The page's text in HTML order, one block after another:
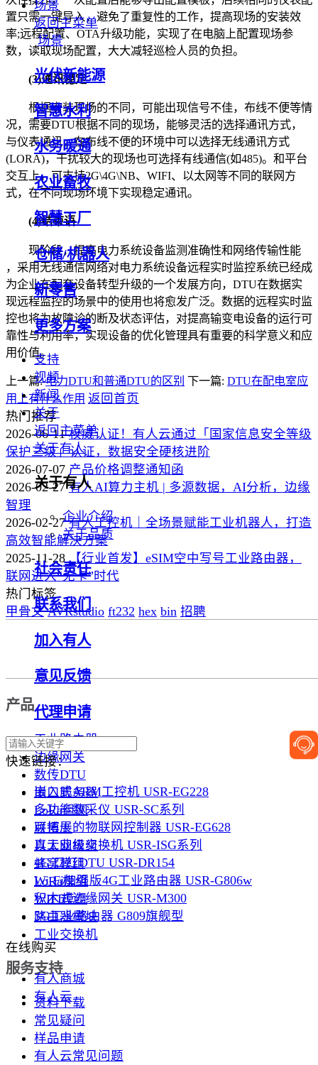
场景
返回主菜单
场景
光伏新能源
智慧水利
水务暖通
农业畜牧
智慧工厂
仓储/机器人
新零售
更多方案
支持
视频
新闻
关于
返回主菜单
关于有人
关于有人
企业介绍
关于品质
社会责任
联系我们
加入有人
意见反馈
代理申请
快速链接：
嵌入式ARM工控机 USR-EG228
多功能数采仪 USR-SC系列
可拓展的物联网控制器 USR-EG628
真工业级交换机 USR-ISG系列
4G 口红DTU USR-DR154
Wi-Fi加强版4G工业路由器 USR-G806w
积木式边缘网关 USR-M300
5G工业路由器 G809旗舰型
在线购买
有人商城
有人云
置只需一键导入，避免了重复性的工作，提高现场的安装效
率;远程配置、OTA升级功能，实现了在电脑上配置现场参
数，读取现场配置，大大减轻巡检人员的负担。
(3)通讯稳定
根据安装现场的不同，可能出现信号不佳，布线不便等情
况，需要DTU根据不同的现场，能够灵活的选择通讯方式，
与仪表通讯，在布线不便的环境中可以选择无线通讯方式
(LORA)，干扰较大的现场也可选择有线通信(如485)。和平台
交互上，可支持2G\4G\NB、WIFI、以太网等不同的联网方
式，在不同现场环境下实现稳定通讯。
(4)结束语
现阶段，提高电力系统设备监测准确性和网络传输性能
，采用无线通信网络对电力系统设备远程实时监控系统已经成
为企业在配套设备转型升级的一个发展方向，DTU在数据实
现远程监控的场景中的使用也将愈发广泛。数据的远程实时监
控也将为故障诊的断及状态评估，对提高输变电设备的运行可
靠性与利用率，实现设备的优化管理具有重要的科学意义和应
用价值。
上一篇: 电力DTU和普通DTU的区别 下一篇: DTU在配电室应
用上有什么作用 返回首页
热门推荐
2026-06-11 权威认证！有人云通过「国家信息安全等级
保护三级」认证，数据安全硬核进阶
2026-07-07 产品价格调整通知函
2026-02-27 有人AI算力主机 | 多源数据，AI分析，边缘
智理
2026-02-27 有人工控机｜全场景赋能工业机器人，打造
高效智能解决方案
2025-11-28 【行业首发】eSIM空中写号工业路由器，
联网进入“无卡”时代
热门标签
甲骨文 AVRstudio ft232 hex bin 招聘
产品
工业路由器
边缘网关
数传DTU
串口服务器
LoRa组网
联博士
以太网模组
蜂窝模组
LoRa模组
WIFI模组
路由器模块
工业交换机
服务支持
资料下载
常见疑问
样品申请
有人云常见问题